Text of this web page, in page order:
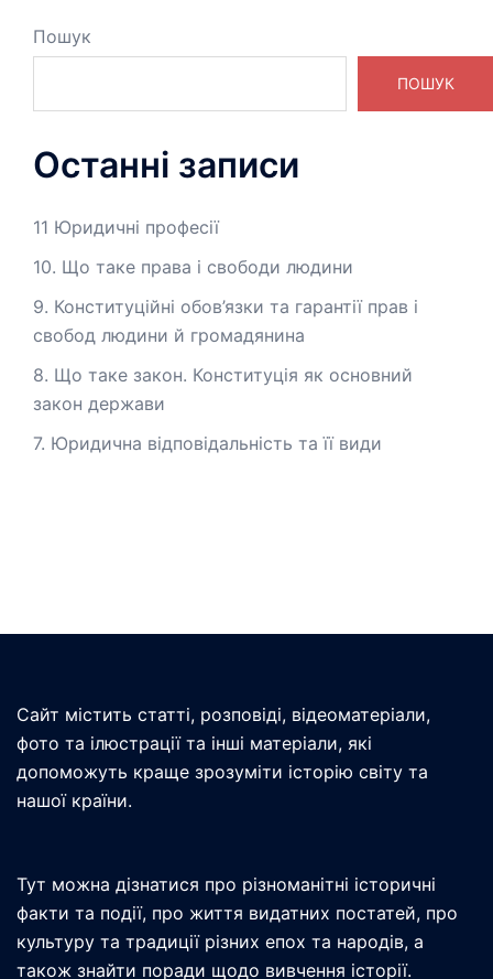
Пошук
ПОШУК
Останні записи
11 Юридичні професії
10. Що таке права і свободи людини
9. Конституційні обов’язки та гарантії прав і
свобод людини й громадянина
8. Що таке закон. Конституція як основний
закон держави
7. Юридична відповідальність та її види
Сайт містить статті, розповіді, відеоматеріали,
фото та ілюстрації та інші матеріали, які
допоможуть краще зрозуміти історію світу та
нашої країни.
Тут можна дізнатися про різноманітні історичні
факти та події, про життя видатних постатей, про
культуру та традиції різних епох та народів, а
також знайти поради щодо вивчення історії.